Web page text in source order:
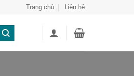
Trang chủ Liên hệ